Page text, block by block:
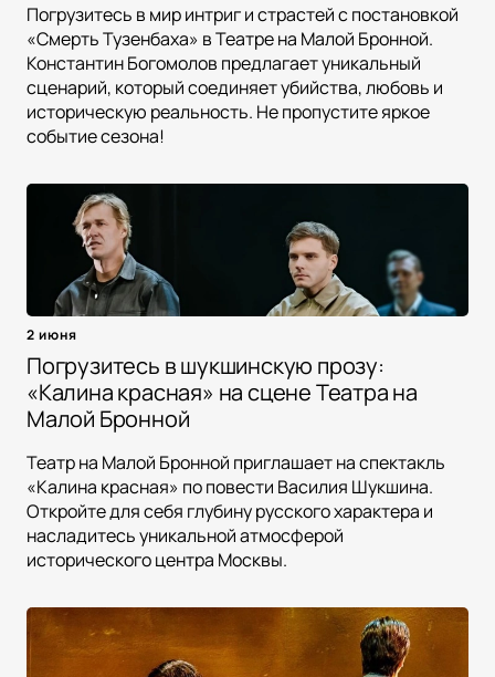
Погрузитесь в мир интриг и страстей с постановкой
«Смерть Тузенбаха» в Театре на Малой Бронной.
Константин Богомолов предлагает уникальный
сценарий, который соединяет убийства, любовь и
историческую реальность. Не пропустите яркое
событие сезона!
2 июня
Погрузитесь в шукшинскую прозу:
«Калина красная» на сцене Театра на
Малой Бронной
Театр на Малой Бронной приглашает на спектакль
«Калина красная» по повести Василия Шукшина.
Откройте для себя глубину русского характера и
насладитесь уникальной атмосферой
исторического центра Москвы.